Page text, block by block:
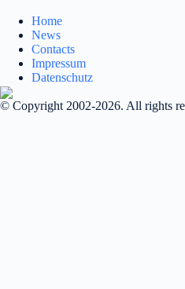
Home
News
Contacts
Impressum
Datenschutz
© Copyright 2002-2026. All rights